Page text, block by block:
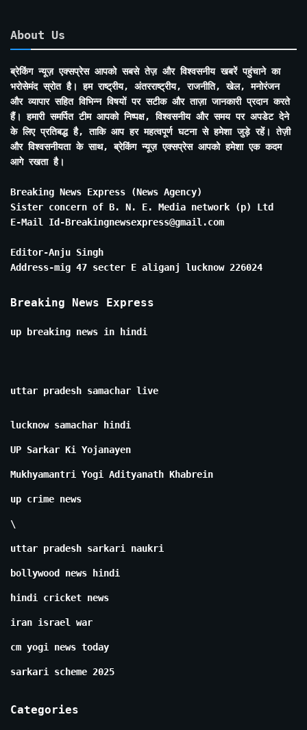
About Us
ब्रेकिंग न्यूज़ एक्सप्रेस आपको सबसे तेज़ और विश्वसनीय खबरें पहुंचाने का
भरोसेमंद स्रोत है। हम राष्ट्रीय, अंतरराष्ट्रीय, राजनीति, खेल, मनोरंजन
और व्यापार सहित विभिन्न विषयों पर सटीक और ताज़ा जानकारी प्रदान करते
हैं। हमारी समर्पित टीम आपको निष्पक्ष, विश्वसनीय और समय पर अपडेट देने
के लिए प्रतिबद्ध है, ताकि आप हर महत्वपूर्ण घटना से हमेशा जुड़े रहें। तेज़ी
और विश्वसनीयता के साथ, ब्रेकिंग न्यूज़ एक्सप्रेस आपको हमेशा एक कदम
आगे रखता है।
Breaking News Express (News Agency)
Sister concern of B. N. E. Media network (p) Ltd
E-Mail Id-Breakingnewsexpress@gmail.com
Editor-Anju Singh
Address-mig 47 secter E aliganj lucknow 226024
Breaking News Express
up breaking news in hindi
uttar pradesh samachar live
lucknow samachar hindi
UP Sarkar Ki Yojanayen
Mukhyamantri Yogi Adityanath Khabrein
up crime news
\
uttar pradesh sarkari naukri
bollywood news hindi
hindi cricket news
iran israel war
cm yogi news today
sarkari scheme 2025
Categories